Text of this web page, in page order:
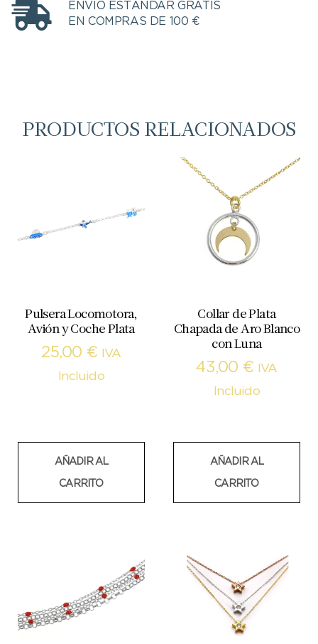
ENVÍO ESTÁNDAR GRATIS
EN COMPRAS DE 100 €
PRODUCTOS RELACIONADOS
Pulsera Locomotora,
Avión y Coche Plata
25,00 €
IVA
Incluido
AÑADIR AL
CARRITO
Collar de Plata
Chapada de Aro Blanco
con Luna
43,00 €
IVA
Incluido
AÑADIR AL
CARRITO